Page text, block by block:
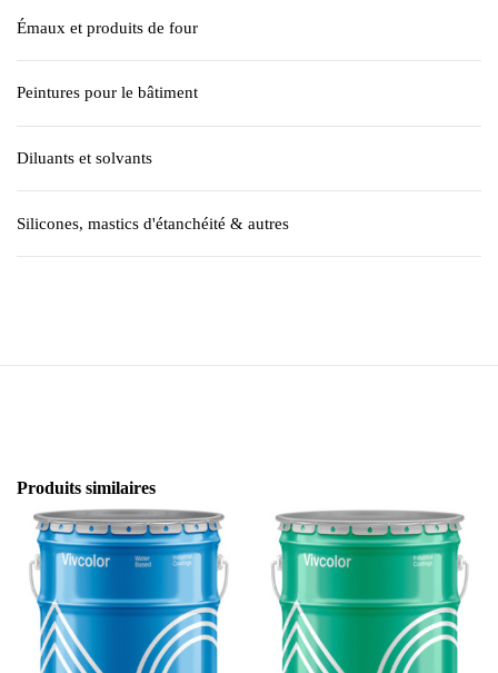
Émaux et produits de four
Peintures pour le bâtiment
Diluants et solvants
Silicones, mastics d'étanchéité & autres
Produits similaires